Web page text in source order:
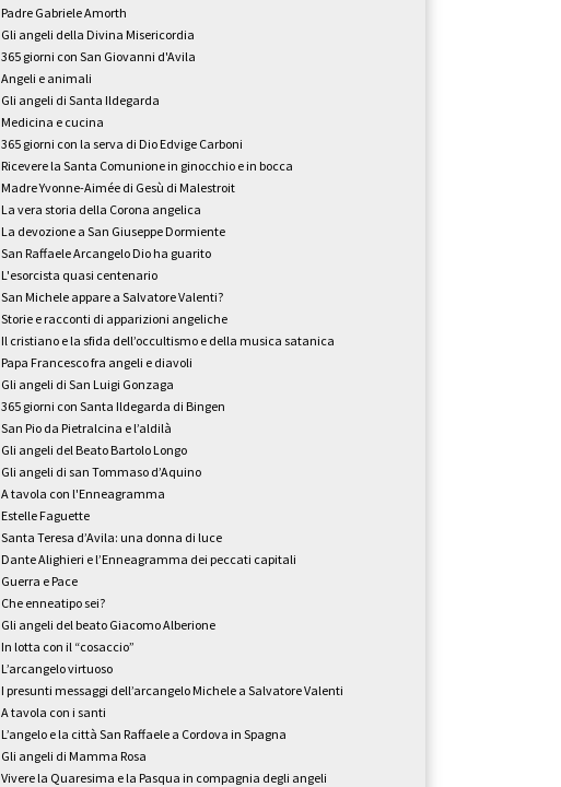
Padre Gabriele Amorth
Gli angeli della Divina Misericordia
365 giorni con San Giovanni d'Avila
Angeli e animali
Gli angeli di Santa Ildegarda
Medicina e cucina
365 giorni con la serva di Dio Edvige Carboni
Ricevere la Santa Comunione in ginocchio e in bocca
Madre Yvonne-Aimée di Gesù di Malestroit
La vera storia della Corona angelica
La devozione a San Giuseppe Dormiente
San Raffaele Arcangelo Dio ha guarito
L'esorcista quasi centenario
San Michele appare a Salvatore Valenti?
Storie e racconti di apparizioni angeliche
Il cristiano e la sfida dell’occultismo e della musica satanica
Papa Francesco fra angeli e diavoli
Gli angeli di San Luigi Gonzaga
365 giorni con Santa Ildegarda di Bingen
San Pio da Pietralcina e l’aldilà
Gli angeli del Beato Bartolo Longo
Gli angeli di san Tommaso d’Aquino
A tavola con l'Enneagramma
Estelle Faguette
Santa Teresa d’Avila: una donna di luce
Dante Alighieri e l’Enneagramma dei peccati capitali
Guerra e Pace
Che enneatipo sei?
Gli angeli del beato Giacomo Alberione
In lotta con il “cosaccio”
L’arcangelo virtuoso
I presunti messaggi dell’arcangelo Michele a Salvatore Valenti
A tavola con i santi
L’angelo e la città San Raffaele a Cordova in Spagna
Gli angeli di Mamma Rosa
Vivere la Quaresima e la Pasqua in compagnia degli angeli